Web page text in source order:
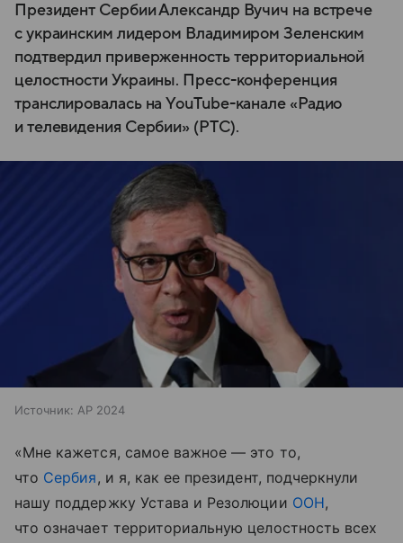
Президент Сербии Александр Вучич на встрече
с украинским лидером Владимиром Зеленским
подтвердил приверженность территориальной
целостности Украины. Пресс-конференция
транслировалась на YouTube-канале «Радио
и телевидения Сербии» (РТС).
Источник: AP 2024
«Мне кажется, самое важное — это то,
что Сербия, и я, как ее президент, подчеркнули
нашу поддержку Устава и Резолюции ООН,
что означает территориальную целостность всех